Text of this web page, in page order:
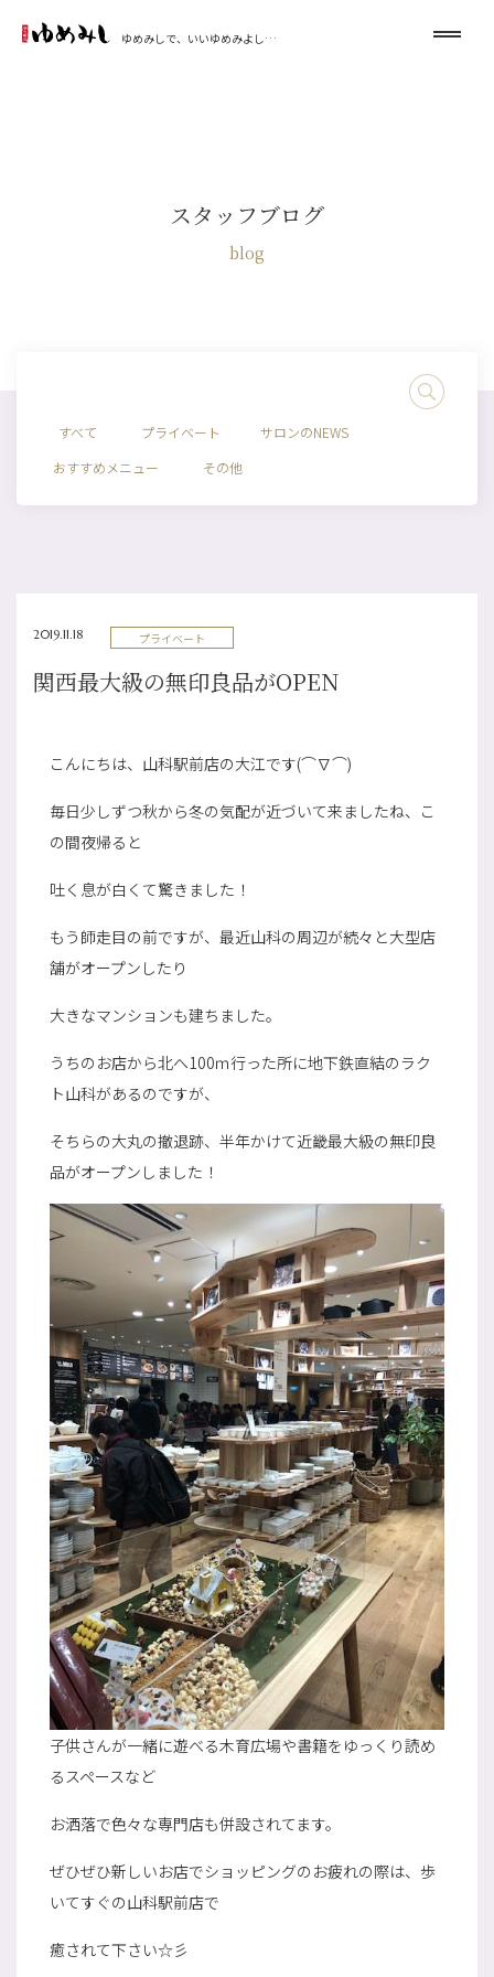
ゆめみしで、いいゆめみよし…
スタッフブログ
blog
すべて プライベート
サロンのNEWS
おすすめメニュー
その他
2019.11.18 プライベート
関西最大級の無印良品がOPEN
こんにちは、山科駅前店の大江です(⌒∇⌒)
毎日少しずつ秋から冬の気配が近づいて来ましたね、こ
の間夜帰ると
吐く息が白くて驚きました！
もう師走目の前ですが、最近山科の周辺が続々と大型店
舗がオープンしたり
大きなマンションも建ちました。
うちのお店から北へ100ｍ行った所に地下鉄直結のラク
ト山科があるのですが、
そちらの大丸の撤退跡、半年かけて近畿最大級の無印良
品がオープンしました！
子供さんが一緒に遊べる木育広場や書籍をゆっくり読め
るスペースなど
お洒落で色々な専門店も併設されてます。
ぜひぜひ新しいお店でショッピングのお疲れの際は、歩
いてすぐの山科駅前店で
癒されて下さい☆彡